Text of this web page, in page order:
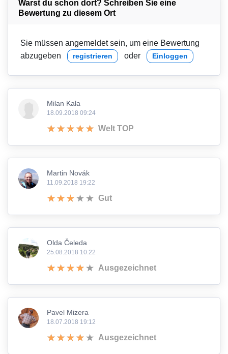
Warst du schon dort? Schreiben Sie eine
Bewertung zu diesem Ort
Sie müssen angemeldet sein, um eine Bewertung
abzugeben
registrieren oder Einloggen
Milan Kala
18.09.2018 09:24
Welt TOP
Martin Novák
11.09.2018 19:22
Gut
Olda Čeleda
25.08.2018 10:22
Ausgezeichnet
Pavel Mizera
18.07.2018 19:12
Ausgezeichnet